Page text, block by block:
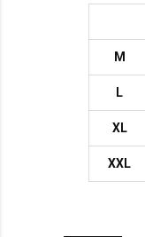
M
L
XL
XXL